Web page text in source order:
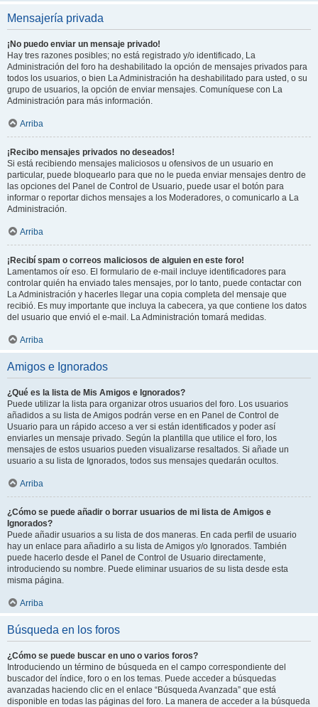
Mensajería privada
¡No puedo enviar un mensaje privado!
Hay tres razones posibles; no está registrado y/o identificado, La
Administración del foro ha deshabilitado la opción de mensajes privados para
todos los usuarios, o bien La Administración ha deshabilitado para usted, o su
grupo de usuarios, la opción de enviar mensajes. Comuníquese con La
Administración para más información.
Arriba
¡Recibo mensajes privados no deseados!
Si está recibiendo mensajes maliciosos u ofensivos de un usuario en
particular, puede bloquearlo para que no le pueda enviar mensajes dentro de
las opciones del Panel de Control de Usuario, puede usar el botón para
informar o reportar dichos mensajes a los Moderadores, o comunicarlo a La
Administración.
Arriba
¡Recibí spam o correos maliciosos de alguien en este foro!
Lamentamos oír eso. El formulario de e-mail incluye identificadores para
controlar quién ha enviado tales mensajes, por lo tanto, puede contactar con
La Administración y hacerles llegar una copia completa del mensaje que
recibió. Es muy importante que incluya la cabecera, ya que contiene los datos
del usuario que envió el e-mail. La Administración tomará medidas.
Arriba
Amigos e Ignorados
¿Qué es la lista de Mis Amigos e Ignorados?
Puede utilizar la lista para organizar otros usuarios del foro. Los usuarios
añadidos a su lista de Amigos podrán verse en en Panel de Control de
Usuario para un rápido acceso a ver si están identificados y poder así
enviarles un mensaje privado. Según la plantilla que utilice el foro, los
mensajes de estos usuarios pueden visualizarse resaltados. Si añade un
usuario a su lista de Ignorados, todos sus mensajes quedarán ocultos.
Arriba
¿Cómo se puede añadir o borrar usuarios de mi lista de Amigos e
Ignorados?
Puede añadir usuarios a su lista de dos maneras. En cada perfil de usuario
hay un enlace para añadirlo a su lista de Amigos y/o Ignorados. También
puede hacerlo desde el Panel de Control de Usuario directamente,
introduciendo su nombre. Puede eliminar usuarios de su lista desde esta
misma página.
Arriba
Búsqueda en los foros
¿Cómo se puede buscar en uno o varios foros?
Introduciendo un término de búsqueda en el campo correspondiente del
buscador del índice, foro o en los temas. Puede acceder a búsquedas
avanzadas haciendo clic en el enlace “Búsqueda Avanzada” que está
disponible en todas las páginas del foro. La manera de acceder a la búsqueda